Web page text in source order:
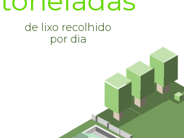
de lixo recolhido
por dia